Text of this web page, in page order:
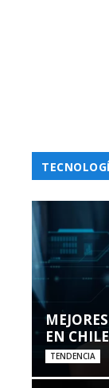
EN CHILE
TENDENCIA